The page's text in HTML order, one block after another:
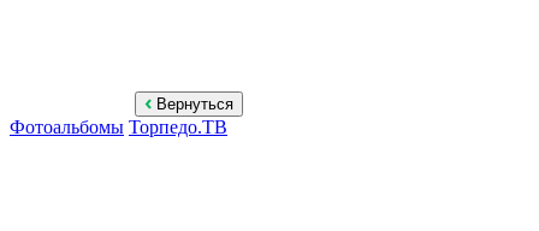
Вернуться
Фотоальбомы Торпедо.ТВ